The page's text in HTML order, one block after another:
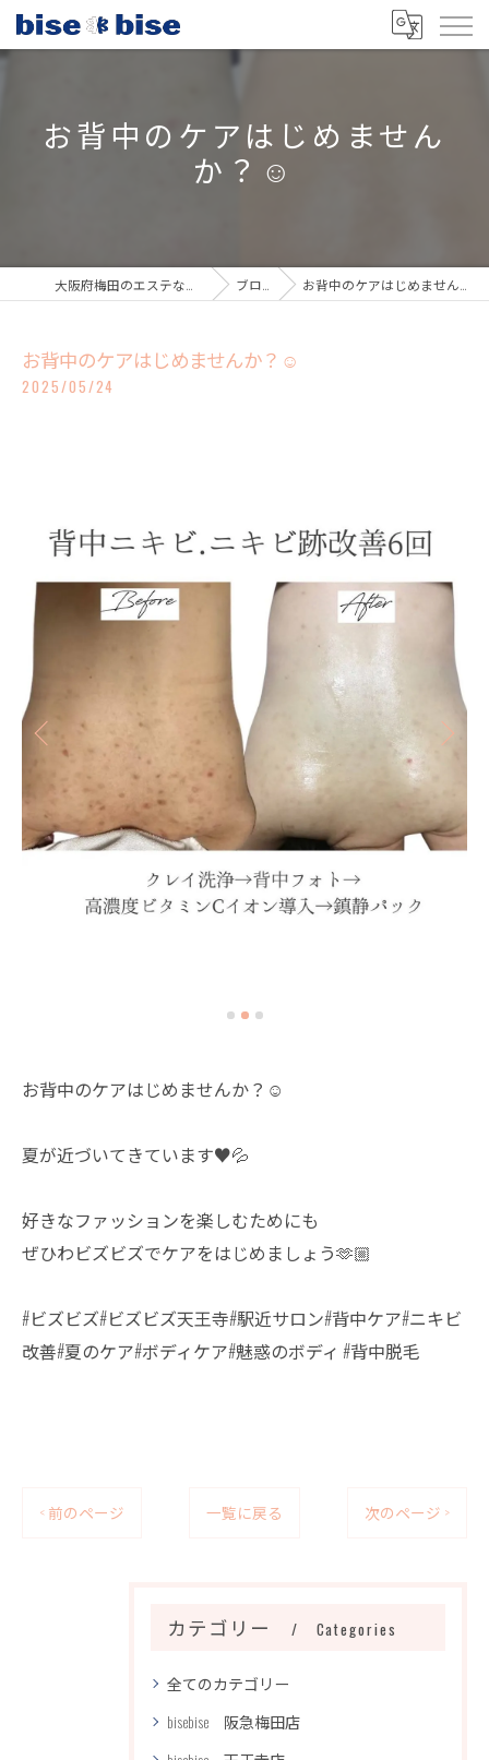
お背中のケアはじめません
か？☺️
大阪府梅田のエステならbisebise ブログ お背中のケアはじめませんか？☺️
お背中のケアはじめませんか？☺️
2025/05/24
お背中のケアはじめませんか？☺️
夏が近づいてきています♥️💦
好きなファッションを楽しむためにも
ぜひわビズビズでケアをはじめましょう🫶🏼
#ビズビズ#ビズビズ天王寺#駅近サロン#背中ケア#ニキビ
改善#夏のケア#ボディケア#魅惑のボディ #背中脱毛
< 前のページ 一覧に戻る 次のページ >
カテゴリー Categories
全てのカテゴリー
bisebise 阪急梅田店